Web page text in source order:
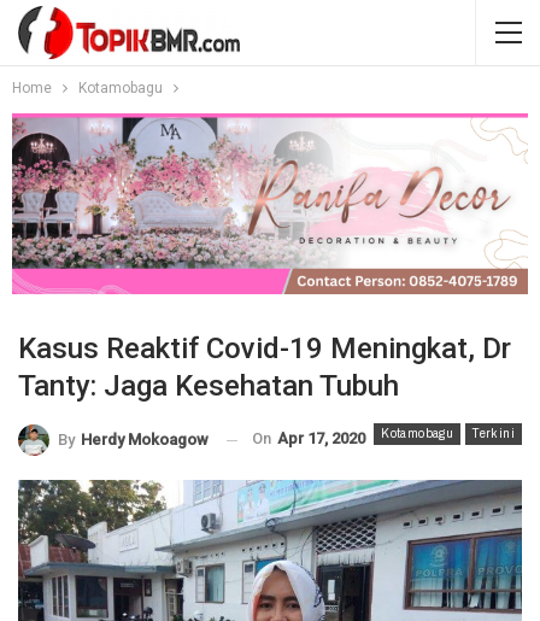
Home Kotamobagu
Kasus Reaktif Covid-19 Meningkat, Dr
Tanty: Jaga Kesehatan Tubuh
Kotamobagu Terkini
By Herdy Mokoagow On Apr 17, 2020